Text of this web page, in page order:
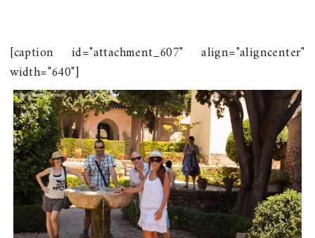
[caption id="attachment_607" align="aligncenter"
width="640"]